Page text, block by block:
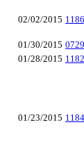
02/02/2015
01/30/2015
01/28/2015
01/23/2015